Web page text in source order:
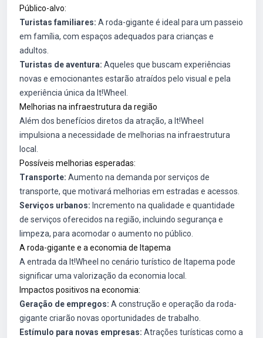
Público-alvo:
Turistas familiares: A roda-gigante é ideal para um passeio
em família, com espaços adequados para crianças e
adultos.
Turistas de aventura: Aqueles que buscam experiências
novas e emocionantes estarão atraídos pelo visual e pela
experiência única da It!Wheel.
Melhorias na infraestrutura da região
Além dos benefícios diretos da atração, a It!Wheel
impulsiona a necessidade de melhorias na infraestrutura
local.
Possíveis melhorias esperadas:
Transporte: Aumento na demanda por serviços de
transporte, que motivará melhorias em estradas e acessos.
Serviços urbanos: Incremento na qualidade e quantidade
de serviços oferecidos na região, incluindo segurança e
limpeza, para acomodar o aumento no público.
A roda-gigante e a economia de Itapema
A entrada da It!Wheel no cenário turístico de Itapema pode
significar uma valorização da economia local.
Impactos positivos na economia:
Geração de empregos: A construção e operação da roda-
gigante criarão novas oportunidades de trabalho.
Estímulo para novas empresas: Atrações turísticas como a